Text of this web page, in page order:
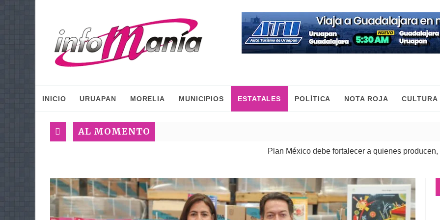
INICIO URUAPAN MORELIA MUNICIPIOS ESTATALES POLÍTICA NOTA ROJA CULTURA
AL MOMENTO
Plan México debe fortalecer a quienes producen,